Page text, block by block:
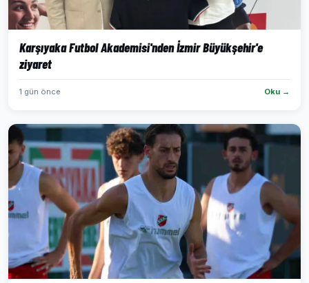
Karşıyaka Futbol Akademisi'nden İzmir Büyükşehir'e
ziyaret
1 gün önce Oku →